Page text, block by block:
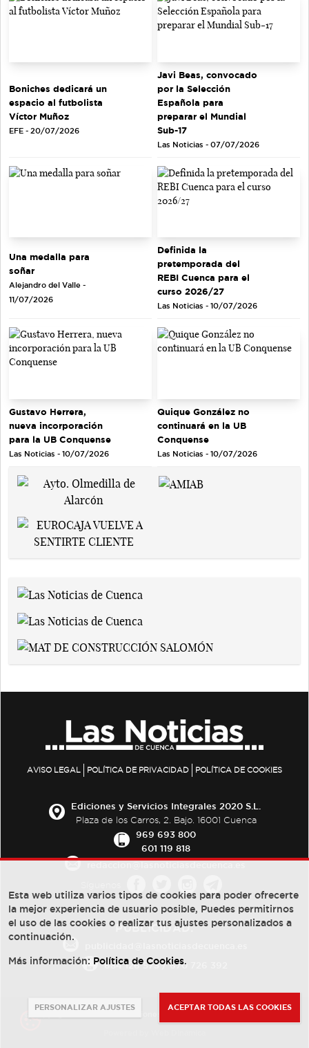
Boniches dedicará un
espacio al futbolista
Víctor Muñoz
EFE - 20/07/2026
Javi Beas, convocado
por la Selección
Española para
preparar el Mundial
Sub-17
Las Noticias - 07/07/2026
Una medalla para
soñar
Alejandro del Valle -
11/07/2026
Definida la
pretemporada del
REBI Cuenca para el
curso 2026/27
Las Noticias - 10/07/2026
Gustavo Herrera,
nueva incorporación
para la UB Conquense
Las Noticias - 10/07/2026
Quique González no
continuará en la UB
Conquense
Las Noticias - 10/07/2026
AVISO LEGAL POLÍTICA DE PRIVACIDAD POLÍTICA DE COOKIES
Ediciones y Servicios Integrales 2020 S.L.
Plaza de los Carros, 2. Bajo. 16001 Cuenca
969 693 800
601 119 818
PUBLICIDAD:
684 126 573/670 726 392
Esta web utiliza varios tipos de cookies para poder ofrecerte
la mejor experiencia de usuario posible, Puedes permitirnos
el uso de las cookies o realizar tus ajustes personalizados a
continuación.
Más información: Política de Cookies.
PERSONALIZAR AJUSTES ACEPTAR TODAS LAS COOKIES